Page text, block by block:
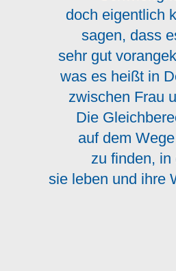
doch eigentlich
sagen, dass
sehr gut
was es heißt in
zwischen Frau
Die
auf dem
zu finden, in
sie leben und ihre